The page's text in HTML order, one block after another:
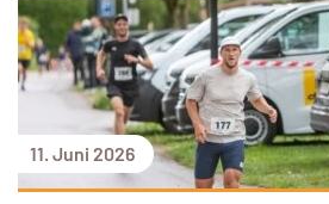
11. Juni 2026